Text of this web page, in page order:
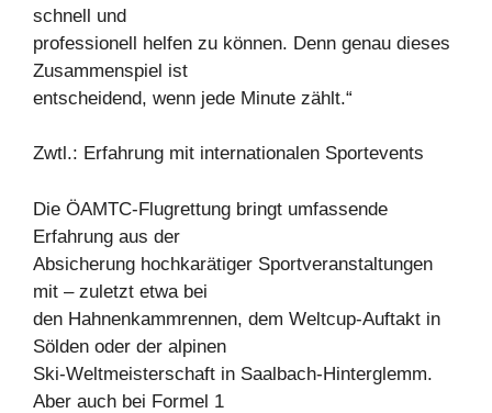
schnell und
professionell helfen zu können. Denn genau dieses
Zusammenspiel ist
entscheidend, wenn jede Minute zählt.“
Zwtl.: Erfahrung mit internationalen Sportevents
Die ÖAMTC-Flugrettung bringt umfassende
Erfahrung aus der
Absicherung hochkarätiger Sportveranstaltungen
mit – zuletzt etwa bei
den Hahnenkammrennen, dem Weltcup-Auftakt in
Sölden oder der alpinen
Ski-Weltmeisterschaft in Saalbach-Hinterglemm.
Aber auch bei Formel 1